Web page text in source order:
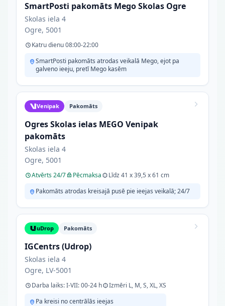
SmartPosti pakomāts Mego Skolas Ogre
Skolas iela 4
Ogre, 5001
Katru dienu 08:00-22:00
SmartPosti pakomāts atrodas veikalā Mego, ejot pa
galveno ieeju, pretī Mego kasēm
Venipak Pakomāts
Ogres Skolas ielas MEGO Venipak
pakomāts
Skolas iela 4
Ogre, 5001
Atvērts 24/7 Pēcmaksa
Līdz 41 x 39,5 x 61 cm
Pakomāts atrodas kreisajā pusē pie ieejas veikalā; 24/7
uDrop Pakomāts
IGCentrs (Udrop)
Skolas iela 4
Ogre, LV-5001
Darba laiks: I-VII: 00-24 h
Izmēri L, M, S, XL, XS
Pa kreisi no centrālās ieejas